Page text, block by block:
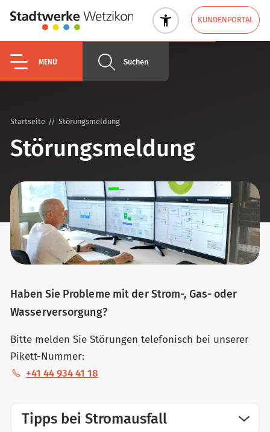
MENÜ Suchen
KUNDENPORTAL
Startseite Störungsmeldung
Störungsmeldung
Haben Sie Probleme mit der Strom-, Gas- oder
Wasserversorgung?
Bitte melden Sie Störungen telefonisch bei unserer
Pikett-Nummer:
+41 44 934 41 18
Tipps bei Stromausfall